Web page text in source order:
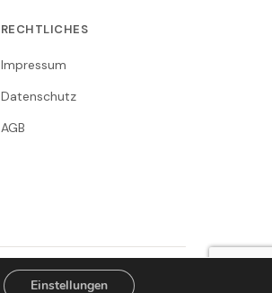
RECHTLICHES
Impressum
Datenschutz
AGB
Clausthal-Zellerfeld in Gesichtern
Einstellungen